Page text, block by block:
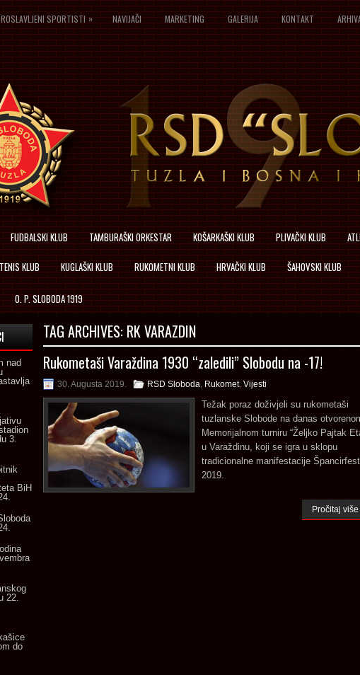
SPORTISTI » NAVIJAČI MARKETING GALERIJA KONTAKT
FUDBALSKI KLUB TAMBURAŠKI ORKESTAR KOŠARKAŠKI KLUB PLIVAČKI KLUB
TENIS KLUB KUGLAŠKI KLUB RUKOMETNI KLUB HRVAČKI KLUB ŠAHOVSKI KLUB
O. P. SLOBODA 1919
TAG ARCHIVES: RK VARAZDIN
Rukometaši Varaždina 1930 “zaledili” Slobodu na -17!
30. Augusta 2019. RSD Sloboda, Rukomet, Vijesti
Težak poraz doživjeli su rukometaši
tuzlanske Slobode na danas
Memorijalnom turniru “Željko Pajtak
u Varaždinu, koji se igra u sklopu
tradicionalne manifestacije Špancirfest
2019.
Pročitaj više
nad
3.
BiH
22.
do